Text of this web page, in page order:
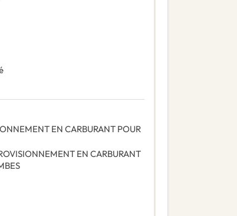
EN CARBURANT POUR
EN CARBURANT